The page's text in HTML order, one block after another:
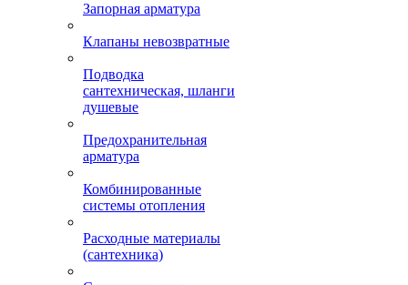
Запорная арматура
Клапаны невозвратные
Подводка
сантехническая, шланги
душевые
Предохранительная
арматура
Комбинированные
системы отопления
Расходные материалы
(сантехника)